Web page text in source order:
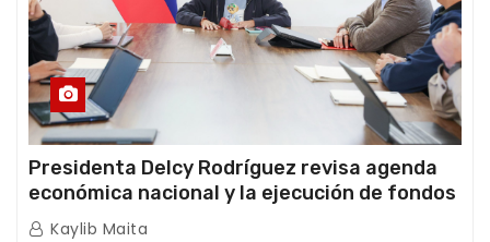
Presidenta Delcy Rodríguez revisa agenda
económica nacional y la ejecución de fondos
de emergencia post-sismos
Kaylib Maita